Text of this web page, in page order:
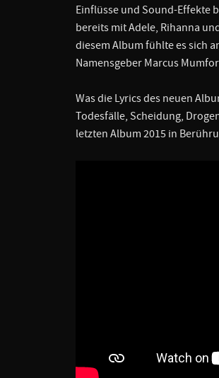
Einflüsse und Sound-Effekte
bereits mit Adele, Rihanna
diesem Album fühlte es sich
Namensgeber Marcus
Was die Lyrics des neuen
Todesfälle, Scheidung,
letzten Album 2015 in